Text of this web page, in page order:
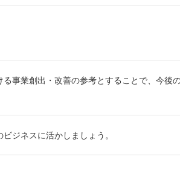
事業創出・改善の参考とすることで、今後
ジネスに活かしましょう。